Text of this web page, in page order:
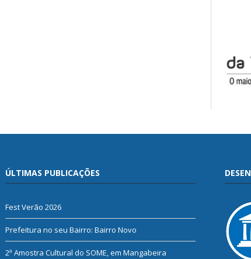
ÚLTIMAS PUBLICAÇÕES
Fest Verão 2026
Prefeitura no seu Bairro: Bairro Novo
2ª Amostra Cultural do SOME, em Mangabeira